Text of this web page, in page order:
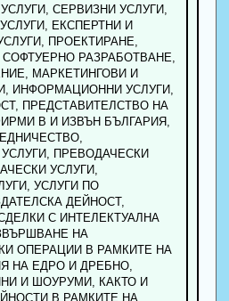
СЕРВИЗНИ УСЛУГИ,
ЕКСПЕРТНИ И
ПРОЕКТИРАНЕ,
РАЗРАБОТВАНЕ,
МАРКЕТИНГОВИ И
ИНФОРМАЦИОННИ УСЛУГИ,
ПРЕДСТАВИТЕЛСТВО НА
В И ИЗВЪН БЪЛГАРИЯ,
ПРЕВОДАЧЕСКИ
УСЛУГИ,
УСЛУГИ ПО
ДЕЙНОСТ,
С ИНТЕЛЕКТУАЛНА
НА
ОПЕРАЦИИ В РАМКИТЕ НА
НА ЕДРО И ДРЕБНО,
И ШОУРУМИ, КАКТО И
В РАМКИТЕ НА